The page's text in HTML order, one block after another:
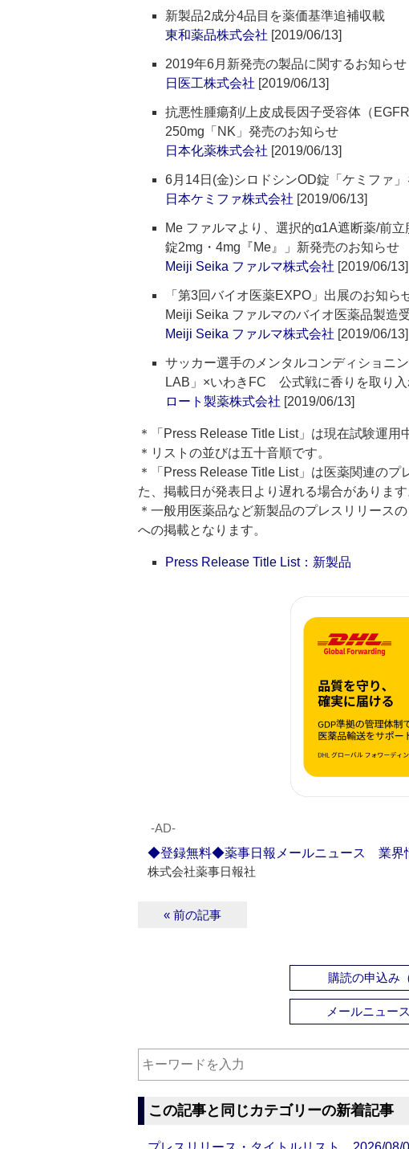
新製品2成分4品目を薬価基準追補収載
東和薬品株式会社 [2019/06/13]
2019年6月新発売の製品に関するお知らせ
日医工株式会社 [2019/06/13]
抗悪性腫瘍剤/上皮成長因子受容体（
250mg「NK」発売のお知らせ
日本化薬株式会社 [2019/06/13]
6月14日(金)シロドシンOD錠「ケミファ
日本ケミファ株式会社 [2019/06/13]
Me ファルマより、選択的α1A遮断薬/前
錠2mg・4mg『Me』」新発売のお知らせ
Meiji Seika ファルマ株式会社 [2019/06/13]
「第3回バイオ医薬EXPO」出展のお知
Meiji Seika ファルマのバイオ医薬品製造
Meiji Seika ファルマ株式会社 [2019/06/13]
サッカー選手のメンタルコンディショニ
LAB」×いわきFC 公式戦に香りを取り入
ロート製薬株式会社 [2019/06/13]
＊「Press Release Title List」は現在試験運用
＊リストの並びは五十音順です。
＊「Press Release Title List」は医薬関連の
た、掲載日が発表日より遅れる場合があります
＊一般用医薬品など新製品のプレスリリース
への掲載となります。
Press Release Title List：新製品
‐AD‐
◆登録無料◆薬事日報メールニュース 業界
株式会社薬事日報社
« 前の記事
購読の申込み
メールニュー
この記事と同じカテゴリーの新着記事